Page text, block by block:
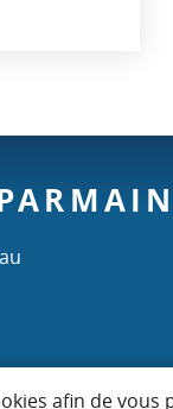
afin de